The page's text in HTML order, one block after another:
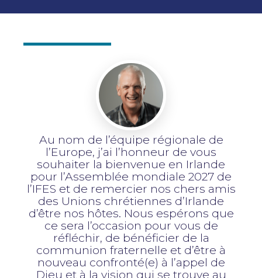
Au nom de l’équipe régionale de
l’Europe, j’ai l’honneur de vous
souhaiter la bienvenue en Irlande
pour l’Assemblée mondiale 2027 de
l’IFES et de remercier nos chers amis
des Unions chrétiennes d’Irlande
d’être nos hôtes. Nous espérons que
ce sera l’occasion pour vous de
réfléchir, de bénéficier de la
communion fraternelle et d’être à
nouveau confronté(e) à l’appel de
Dieu et à la vision qui se trouve au